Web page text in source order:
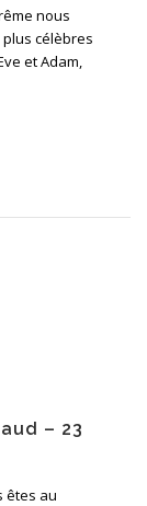
nous
plus célèbres
et Adam,
– 23
êtes au